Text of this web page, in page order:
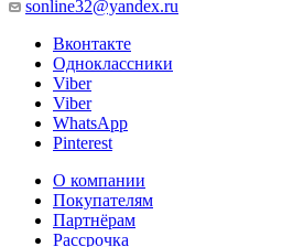
sonline32@yandex.ru
Вконтакте
Одноклассники
Viber
Viber
WhatsApp
Pinterest
О компании
Покупателям
Партнёрам
Рассрочка